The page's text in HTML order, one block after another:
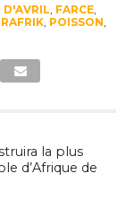
D'AVRIL FARCE,
, POISSON
la plus
d’Afrique de